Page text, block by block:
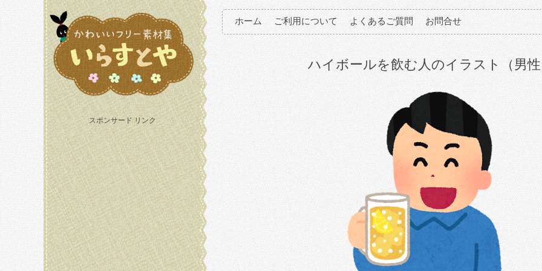
スポンサード リンク
ホーム ご利用について よくあるご質問 お問合せ
ハイボールを飲む人のイラスト（男